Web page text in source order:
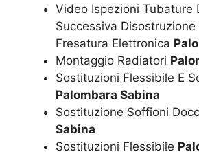
Video Ispezioni Tubature
Successiva
Fresatura Elettronica
Montaggio Radiatori
Sostituzioni Flessibile E
Palombara Sabina
Sostituzione Soffioni
Sabina
Sostituzioni Flessibile